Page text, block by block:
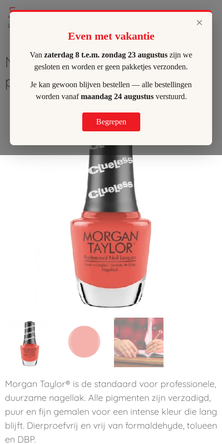
Morgan Taylor - Driving in
platforms
Morgan Taylor® is de standaard voor professionele,
duurzame nagellak. Alle pigmenten zijn verzadigd,
puur en fijn gemalen voor een intense kleur die lang
blijft. Dierproefvrij en vrij van formaldehyde, tolueen
en DBP.
×
Even met vakantie
Van zaterdag 8 t.e.m. zondag 23 augustus zijn we
gesloten en worden er geen pakketjes verzonden.
Je kan gewoon blijven bestellen — alle bestellingen
worden vanafmaandag 24 augustusverstuurd.
Begrepen